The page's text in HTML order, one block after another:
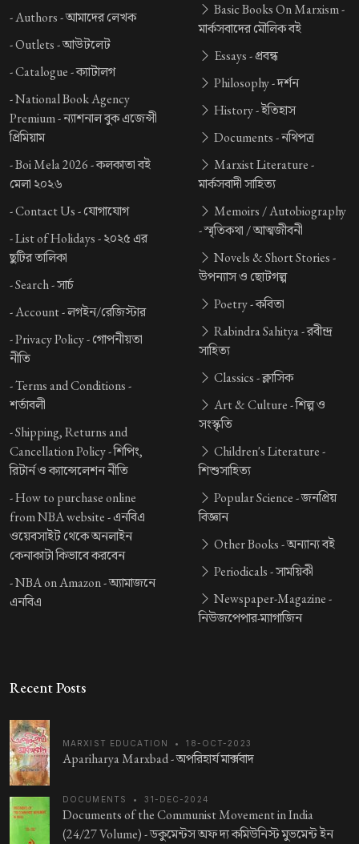
-Authors -আমাদের লেখক
-Outlets -আউটলেট
-Catalogue -ক্যাটালগ
-National Book Agency
Premium -ন্যাশনাল বুক এজেন্সী
প্রিমিয়াম
-Boi Mela 2026 -কলকাতা বই
মেলা ২০২৬
-Contact Us -যোগাযোগ
-List of Holidays -২০২৫ এর
ছুটির তালিকা
-Search -সার্চ
-Account -লগইন/রেজিস্টার
-Privacy Policy -গোপনীয়তা
নীতি
-Terms and Conditions -
শর্তাবলী
-Shipping, Returns and
Cancellation Policy -শিপিং,
রিটার্ন ও ক্যান্সেলেশন নীতি
-How to purchase online
from NBA website -এনবিএ
ওয়েবসাইট থেকে অনলাইন
কেনাকাটা কিভাবে করবেন
-NBA on Amazon -অ্যামাজনে
এনবিএ
Basic Books On Marxism -
মার্কসবাদের মৌলিক বই
Essays -প্রবন্ধ
Philosophy -দর্শন
History -ইতিহাস
Documents -নথিপত্র
Marxist Literature -
মার্কসবাদী সাহিত্য
Memoirs / Autobiography
-স্মৃতিকথা / আত্মজীবনী
Novels & Short Stories -
উপন্যাস ও ছোটগল্প
Poetry -কবিতা
Rabindra Sahitya -রবীন্দ্র
সাহিত্য
Classics -ক্লাসিক
Art & Culture -শিল্প ও
সংস্কৃতি
Children's Literature -
শিশুসাহিত্য
Popular Science -জনপ্রিয়
বিজ্ঞান
Other Books -অন্যান্য বই
Periodicals -সাময়িকী
Newspaper-Magazine -
নিউজপেপার-ম্যাগাজিন
Recent Posts
MARXIST EDUCATION • 18-OCT-2023
Apariharya Marxbad -অপরিহার্য মার্ক্সবাদ
DOCUMENTS • 31-DEC-2024
Documents of the Communist Movement in India
(24/27 Volume) -ডকুমেন্টস অফ দ্য কমিউনিস্ট মুভমেন্ট ইন